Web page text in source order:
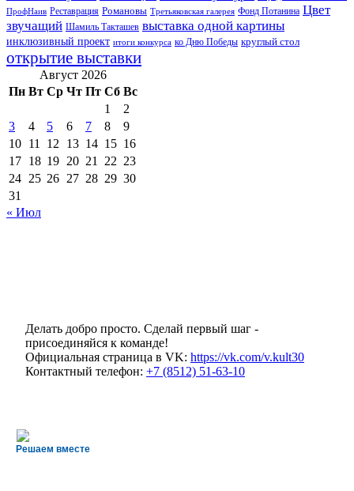
ПрофНаив Реставрация Романовы Третьяковская галерея Фонд Потанина Цвет
звучащий Шамиль Такташев выставка одной картины
инклюзивный проект итоги конкурса ко Дню Победы круглый стол
открытие выставки
Август 2026
Пн Вт Ср Чт Пт Сб Вс
1
2
3
4 5 6 7 8
9
10 11 12 13 14 15 16
17 18 19 20 21 22 23
24 25 26 27 28 29 30
31
« Июл
Делать добро просто. Сделай первый шаг -
присоединяйся к команде!
Официальная страница в VK: https://vk.com/v.kult30
Контактный телефон: +7 (8512) 51-63-10
Решаем вместе